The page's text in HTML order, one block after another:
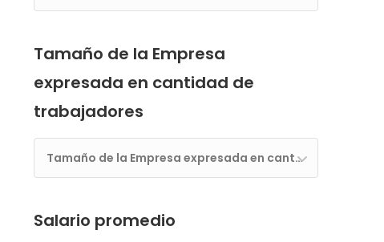
Tamaño de la Empresa
expresada en cantidad de
trabajadores
Tamaño de la Empresa expresada en cantidad de trabajadores
Salario promedio